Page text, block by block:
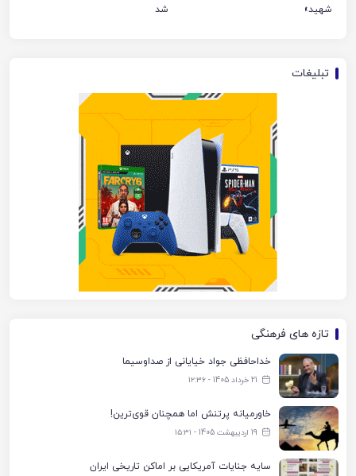
شهید»
شد
تبلیغات
تازه های فرهنگی
خداحافظی جواد خیایانی از صداوسیما
21 خرداد 1405 - ۱۲:۳۶
خاورمیانه پرتنش اما همچنان قوی‌ترین!
19 اردیبهشت 1405 - ۱۵:۳۱
سایه جنایات آمریکایی بر اماکن تاریخی ایران